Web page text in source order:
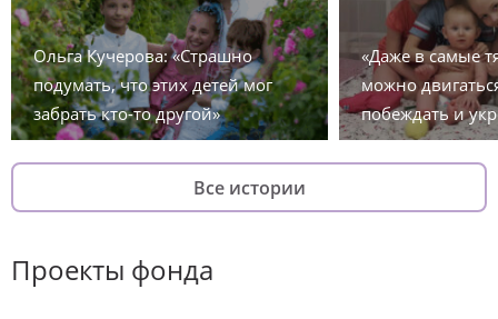
Ольга Кучерова: «Страшно
подумать, что этих детей мог
забрать кто-то другой»
«Даже в самые
можно
побеждать и
Все истории
Проекты фонда